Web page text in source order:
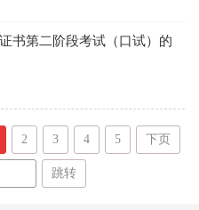
书第二阶段考试（口试）的
2 3 4 5 下页
跳转